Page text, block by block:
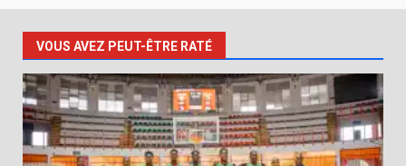
VOUS AVEZ PEUT-ÊTRE RATÉ